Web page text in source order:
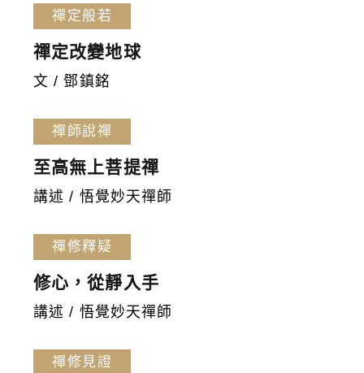
禪定般若
禪定改變地球
文 / 鄧鎮銘
禪師說禪
至高無上菩提禪
講述 / 悟覺妙天禪師
禪修釋疑
修心，從靜入手
講述 / 悟覺妙天禪師
禪修見證